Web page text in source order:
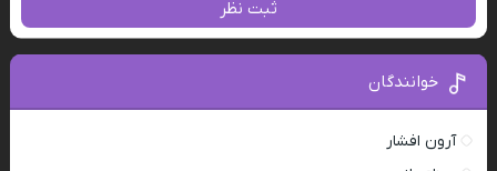
ثبت نظر
خوانندگان
آرون افشار